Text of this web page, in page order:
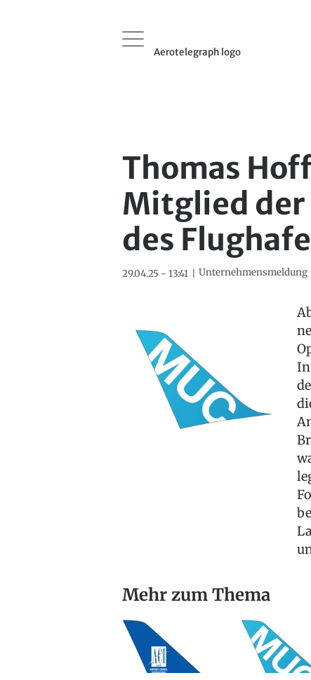
Aerotelegraph logo
Thomas
Mitglied
des
29.04.25 - 13:41 Unternehmensmeldung
Mehr zum Thema